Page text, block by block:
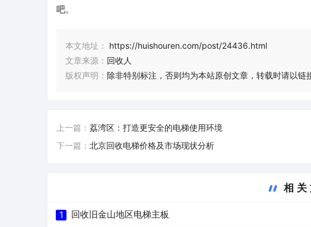
吧。
本文地址：
https://huishouren.com/post/24436.html
文章来源： 回收人
版权声明： 除非特别标注，否则均为本站原创文章，转载时请以链
上一篇： 荔湾区：打造更安全的电梯使用环境
下一篇： 北京回收电梯价格及市场现状分析
相关
1 回收旧金山地区电梯主板